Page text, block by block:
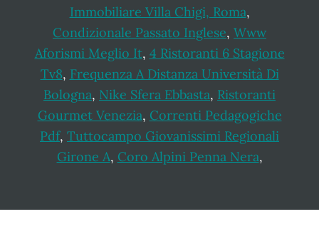
Immobiliare Villa Chigi, Roma,
Condizionale Passato Inglese, Www
Aforismi Meglio It, 4 Ristoranti 6 Stagione
Tv8, Frequenza A Distanza Università Di
Bologna, Nike Sfera Ebbasta, Ristoranti
Gourmet Venezia, Correnti Pedagogiche
Pdf, Tuttocampo Giovanissimi Regionali
Girone A, Coro Alpini Penna Nera,